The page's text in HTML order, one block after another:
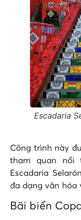
Escadaria
Công trình này
tham quan nổi
Escadaria
đa dạng văn hóa
Bãi biển